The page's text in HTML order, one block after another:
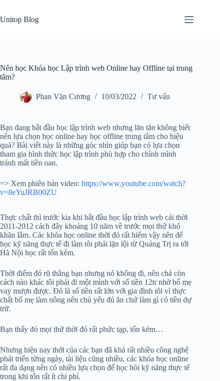
content
Unitop Blog
Nên học Khóa học Lập trình web Online hay Offline tại trung
tâm?
Phan Văn Cương 10/03/2022 Tư vấn
Bạn đang bắt đầu học lập trình web nhưng lăn tăn không biết
nên lựa chọn học online hay học offline trung tâm cho hiệu
quả? Bài viết này là những góc nhìn giúp bạn có lựa chọn
tham gia hình thức học lập trình phù hợp cho chính mình
tránh mất tiền oan.
=> Xem phiên bản video: https://www.youtube.com/watch?
v=8eYuJRB00ZU
Thực chất thì trước kia khi bắt đầu học lập trình web cái thời
2011-2012 cách đây khoảng 10 năm về trước mọi thứ khó
khăn lắm. Các khóa học online thời đó rất hiếm vậy nên để
học kỹ năng thực tế đi làm tôi phải lặn lội từ Quảng Trị ra tới
Hà Nội học rất tốn kém.
Thời điểm đó rũ thằng bạn nhưng nó không đi, nên chả còn
cách nào khác tôi phải đi một mình với số tiền 12tr nhờ bố mẹ
vay mượn được. Đó là số tiền rất lớn với gia đình tôi vì thực
chất bố mẹ làm nông nên chủ yếu đủ ăn chứ làm gì có tiền dự
trữ.
Bạn thấy đó mọi thứ thời đó rất phức tạp, tốn kém…
Nhưng hiện nay thời của các bạn đã khá rất nhiều công nghệ
phát triển từng ngày, tài liệu cũng nhiều, các khóa học online
rất đa dạng nên có nhiều lựa chọn để học hỏi kỹ năng thực tế
trong khi tốn rất ít chi phí.